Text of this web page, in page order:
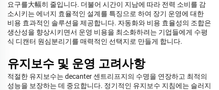
요구를大幅히 줄입니다. 더불어 시간이 지남에 따라 전력 소비를 감
소시키는 에너지 효율적인 설계를 특징으로 하여 장기 운영에 대한
비용 효과적인 솔루션을 제공합니다. 자동화와 비용 효율성의 조합은
생산성을 향상시키면서 운영 비용을 최소화하려는 기업들에게 수평
식 디캔터 원심분리기를 매력적인 선택지로 만들게 합니다.
유지보수 및 운영 고려사항
적절한 유지보수는 decanter 센트리프지의 수명을 연장하고 최적의
성능을 보장하는 데 중요합니다. 정기적인 유지보수 지침에는 슬러지